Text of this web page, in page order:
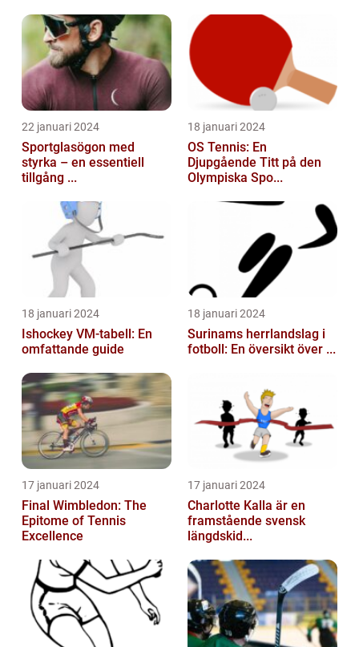
22 januari 2024
Sportglasögon med
styrka – en essentiell
tillgång ...
18 januari 2024
OS Tennis: En
Djupgående Titt på den
Olympiska Spo...
18 januari 2024
Ishockey VM-tabell: En
omfattande guide
18 januari 2024
Surinams herrlandslag i
fotboll: En översikt över ...
17 januari 2024
Final Wimbledon: The
Epitome of Tennis
Excellence
17 januari 2024
Charlotte Kalla är en
framstående svensk
längdskid...